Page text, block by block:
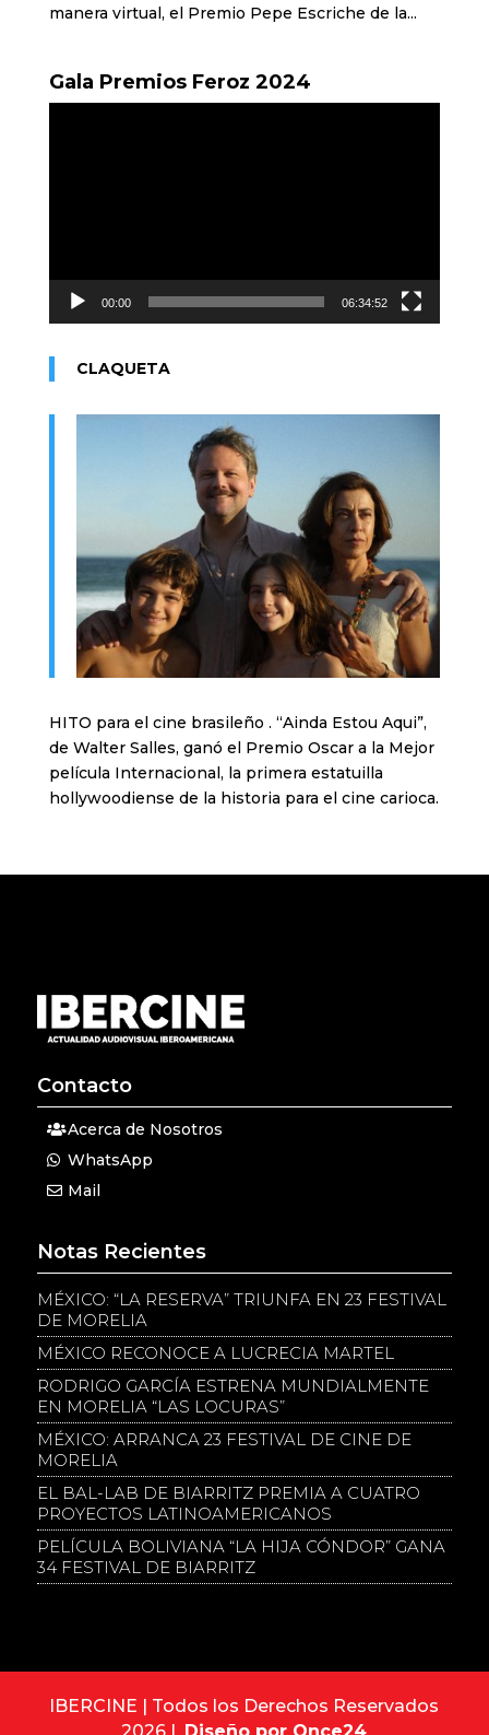
manera virtual, el Premio Pepe Escriche de la...
Gala Premios Feroz 2024
00:00 06:34:52
CLAQUETA
HITO para el cine brasileño . “Ainda Estou Aqui”,
de Walter Salles, ganó el Premio Oscar a la Mejor
película Internacional, la primera estatuilla
hollywoodiense de la historia para el cine carioca.
Contacto
Acerca de Nosotros
WhatsApp
Mail
Notas Recientes
MÉXICO: “LA RESERVA” TRIUNFA EN 23 FESTIVAL
DE MORELIA
MÉXICO RECONOCE A LUCRECIA MARTEL
RODRIGO GARCÍA ESTRENA MUNDIALMENTE
EN MORELIA “LAS LOCURAS”
MÉXICO: ARRANCA 23 FESTIVAL DE CINE DE
MORELIA
EL BAL-LAB DE BIARRITZ PREMIA A CUATRO
PROYECTOS LATINOAMERICANOS
PELÍCULA BOLIVIANA “LA HIJA CÓNDOR” GANA
34 FESTIVAL DE BIARRITZ
IBERCINE | Todos los Derechos Reservados
2026 | Diseño por Once24